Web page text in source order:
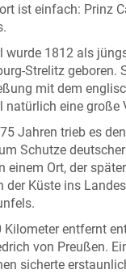
ist einfach: Prinz
wurde 1812 als
Strelitz geboren.
mit dem
natürlich eine
Jahren trieb es
Schutze
einem Ort, der
der Küste ins
Kilometer entfernt
von Preußen.
sicherte